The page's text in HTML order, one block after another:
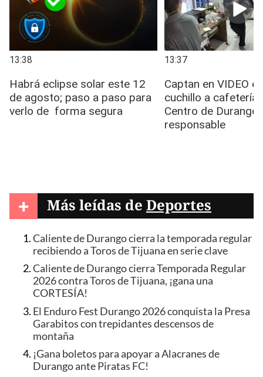
+ Más leídas de Deportes
Caliente de Durango cierra la temporada regular
recibiendo a Toros de Tijuana en serie clave
Caliente de Durango cierra Temporada Regular
2026 contra Toros de Tijuana, ¡gana una
CORTESÍA!
El Enduro Fest Durango 2026 conquista la Presa
Garabitos con trepidantes descensos de
montaña
¡Gana boletos para apoyar a Alacranes de
Durango ante Piratas FC!